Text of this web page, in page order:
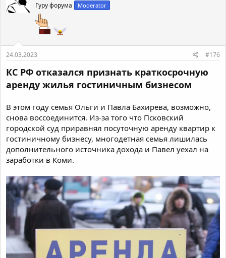
Гуру форума Moderator
24.03.2023 #176
КС РФ отказался признать краткосрочную
аренду жилья гостиничным бизнесом
В этом году семья Ольги и Павла Бахирева, возможно,
снова воссоединится. Из-за того что Псковский
городской суд приравнял посуточную аренду квартир к
гостиничному бизнесу, многодетная семья лишилась
дополнительного источника дохода и Павел уехал на
заработки в Коми.